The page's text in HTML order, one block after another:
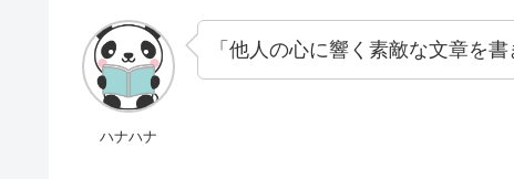
ハナハナ
「他人の心に響く素敵な文章を書